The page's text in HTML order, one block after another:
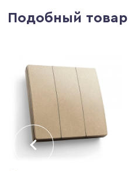
Подобный товар